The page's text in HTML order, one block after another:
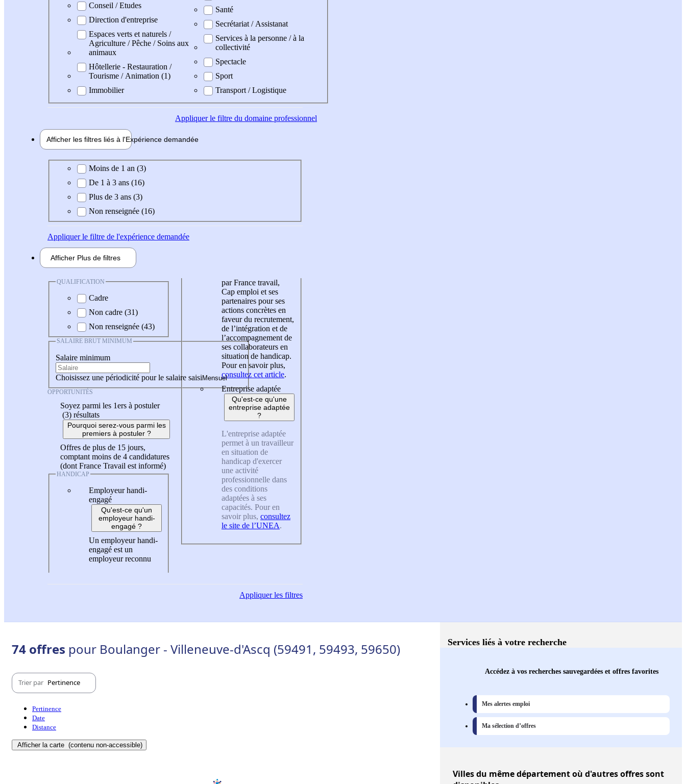
Conseil / Etudes
Direction d'entreprise
Espaces verts et naturels /
Agriculture / Pêche / Soins aux
animaux
Hôtellerie - Restauration /
Tourisme / Animation (1)
Immobilier
Santé
Secrétariat / Assistanat
Services à la personne / à la
collectivité
Spectacle
Sport
Transport / Logistique
Appliquerle filtre du domaine professionnel
Afficher les filtres liés à l'Expérience demandée
Expérience demandée
Moins de 1 an (3)
De 1 à 3 ans (16)
Plus de 3 ans (3)
Non renseignée (16)
Appliquerle filtre de l'expérience demandée
Afficher Plus de filtres
QUALIFICATION
Cadre
Non cadre (31)
Non renseignée (43)
SALAIRE BRUT MINIMUM
Salaire minimum
Choisissez une périodicité pour le salaire saisi
OPPORTUNITÉS
Soyez parmi les 1ers à postuler
(3) résultats
Pourquoi serez-vous parmi les
premiers à postuler ?
Offres de plus de 15 jours,
comptant moins de 4 candidatures
(dont France Travail est informé)
HANDICAP
Employeur handi-
engagé
Qu'est-ce qu'un
employeur handi-
engagé ?
Un employeur handi-
engagé est un
employeur reconnu
par France travail,
Cap emploi et ses
partenaires pour ses
actions concrètes en
faveur du recrutement,
de l’intégration et de
l’accompagnement de
ses collaborateurs en
situation de handicap.
Pour en savoir plus,
consultez cet article.
Entreprise adaptée
Qu'est-ce qu'une
entreprise adaptée
?
L'entreprise adaptée
permet à un travailleur
en situation de
handicap d'exercer
une activité
professionnelle dans
des conditions
adaptées à ses
capacités. Pour en
savoir plus, consultez
le site de l’UNEA.
Appliquerles filtres
74 offres pour Boulanger - Villeneuve-d'Ascq (59491, 59493, 59650)
Trier par Pertinence
Pertinence
Date
Distance
Afficher la carte (contenu non-accessible)
Services liés à votre recherche
Accédez à vos recherches sauvegardées et offres favorites
Mes alertes emploi
Ma sélection d’offres
Villesdu même département où d'autres offres sont